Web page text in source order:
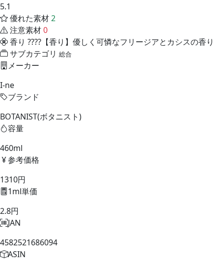
5.1
優れた素材2
注意素材0
香り ????【香り】優しく可憐なフリージアとカシスの香り
サブカテゴリ 総合
メーカー
I-ne
ブランド
BOTANIST(ボタニスト)
容量
460ml
参考価格
1310円
1ml単価
2.8円
JAN
4582521686094
ASIN